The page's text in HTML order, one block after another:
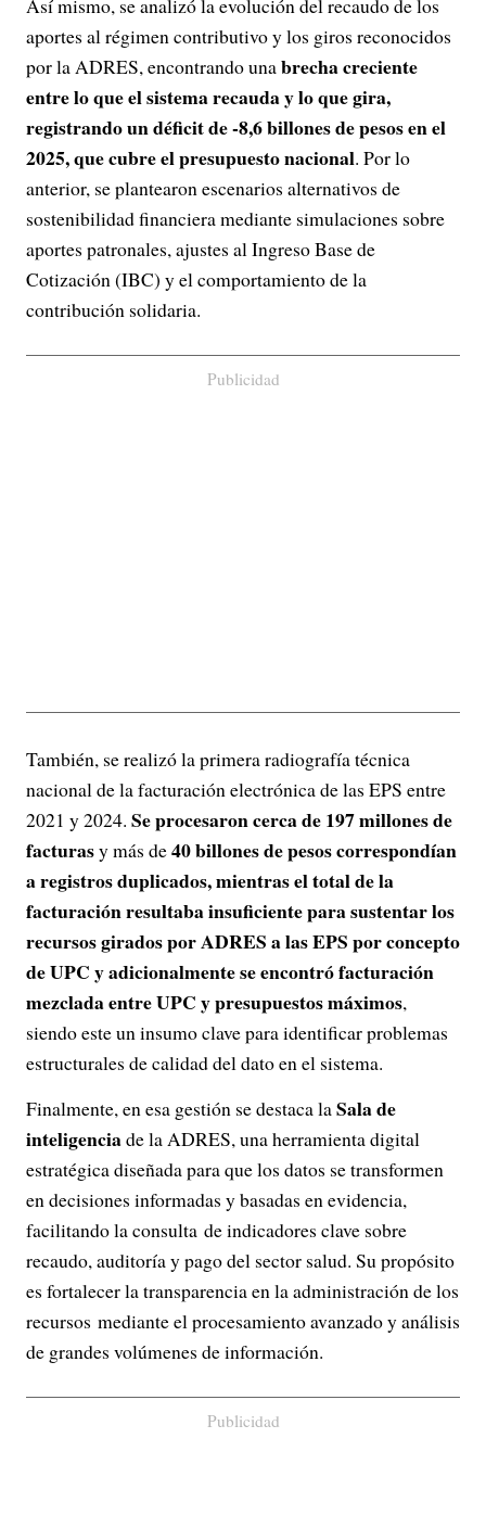
aportes al régimen contributivo y los giros reconocidos
por la ADRES, encontrando unabrecha creciente
entre lo que el sistema recauda y lo que gira,
registrando un déficit de -8,6 billones de pesos en el
2025, que cubre el presupuesto nacional. Por lo
anterior, se plantearon escenarios alternativos de
sostenibilidad financiera mediante simulaciones sobre
aportes patronales, ajustes al Ingreso Base de
Cotización (IBC) y el comportamiento de la
contribución solidaria.
Publicidad
También, se realizó la primera radiografía técnica
nacional de la facturación electrónica de las EPS entre
2021 y 2024. Se procesaron cerca de 197 millones de
facturasy más de40 billones de pesos correspondían
a registros duplicados, mientras el total de la
facturación resultaba insuficiente para sustentar los
recursos girados por ADRES a las EPS por concepto
de UPC y adicionalmente se encontró facturación
mezclada entre UPC y presupuestos máximos,
siendo este un insumo clave para identificar problemas
estructurales de calidad del dato en el sistema.
Finalmente, en esa gestión se destaca laSala de
inteligenciade la ADRES, una herramienta digital
estratégica diseñada para que los datos se transformen
en decisiones informadas y basadas en evidencia,
facilitando la consulta de indicadores clave sobre
recaudo, auditoría y pago del sector salud. Su propósito
es fortalecer la transparencia en la administración de los
recursos mediante el procesamiento avanzado y análisis
de grandes volúmenes de información.
Publicidad